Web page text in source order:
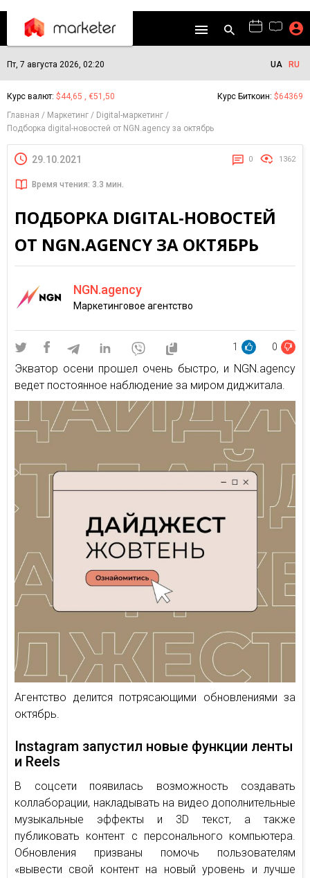
Пт, 7 августа 2026, 02:20 UA RU
Курс валют: $44,65 , €51,50 Курс Биткоин: $64369
Главная
Маркетинг
Digital-маркетинг
Подборка digital-новостей от NGN.agency за октябрь
29.10.2021 0 1362
Время чтения: 3.3 мин.
ПОДБОРКА DIGITAL-НОВОСТЕЙ
ОТ NGN.AGENCY ЗА ОКТЯБРЬ
NGN.agency
Маркетинговое агентство
1 0
Экватор осени прошел очень быстро, и NGN.agency
ведет постоянное наблюдение за миром диджитала.
Агентство делится потрясающими обновлениями за
октябрь.
Instagram запустил новые функции ленты
и Reels
В соцсети появилась возможность создавать
коллаборации, накладывать на видео дополнительные
музыкальные эффекты и 3D текст, а также
публиковать контент с персонального компьютера.
Обновления призваны помочь пользователям
«вывести свой контент на новый уровень и лучше